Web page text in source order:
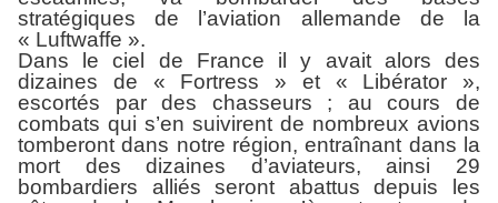
stratégiques de l’aviation allemande de la
« Luftwaffe ».
Dans le ciel de France il y avait alors des
dizaines de « Fortress » et « Libérator »,
escortés par des chasseurs ; au cours de
combats qui s’en suivirent de nombreux avions
tomberont dans notre région, entraînant dans la
mort des dizaines d’aviateurs, ainsi 29
bombardiers alliés seront abattus depuis les